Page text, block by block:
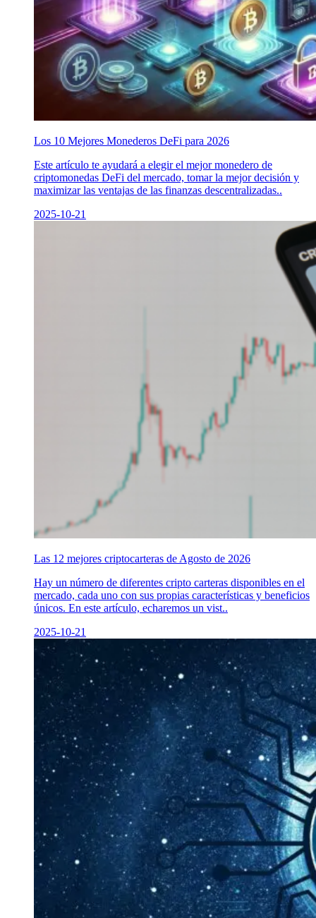
Los 10 Mejores Monederos DeFi para 2026
Este artículo te ayudará a elegir el mejor monedero de
criptomonedas DeFi del mercado, tomar la mejor decisión y
maximizar las ventajas de las finanzas descentralizadas..
2025-10-21
Las 12 mejores criptocarteras de Agosto de 2026
Hay un número de diferentes cripto carteras disponibles en el
mercado, cada uno con sus propias características y beneficios
únicos. En este artículo, echaremos un vist..
2025-10-21